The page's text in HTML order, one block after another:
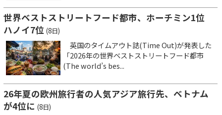
世界ベストストリートフード都市、ホーチミン1位
ハノイ7位 (8日)
英国のタイムアウト誌(Time Out)が発表した
「2026年の世界ベストストリートフード都市
(The world’s bes...
26年夏の欧州旅行者の人気アジア旅行先、ベトナム
が4位に (8日)